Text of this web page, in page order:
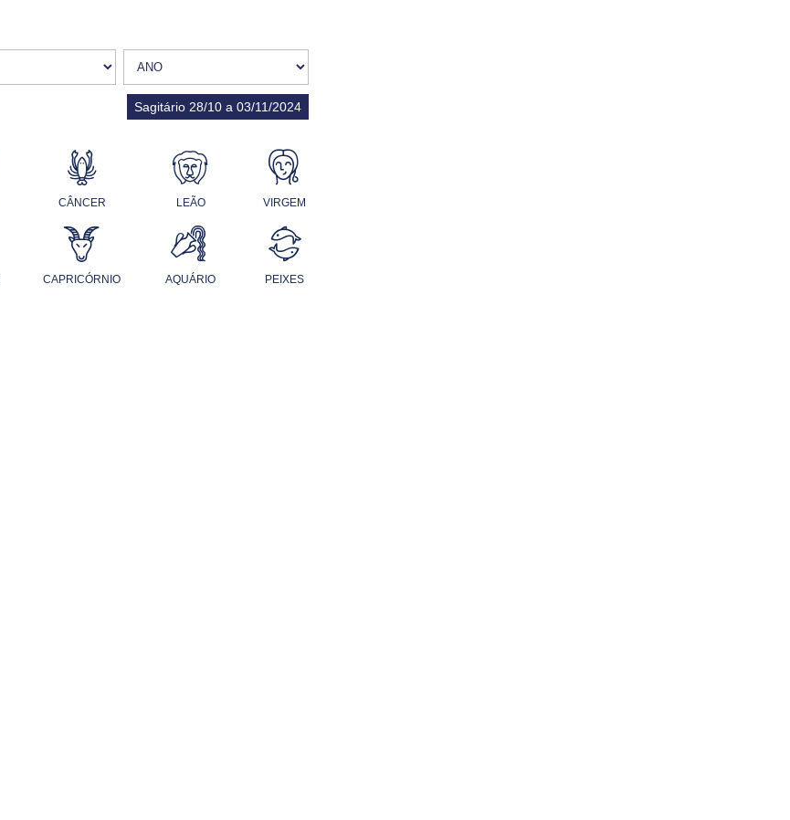
Sagitário 28/10 a 03/11/2024
CÂNCER LEÃO VIRGEM
CAPRICÓRNIO AQUÁRIO PEIXES